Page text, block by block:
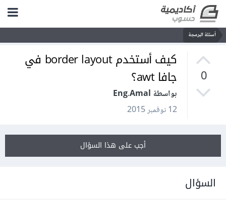
أسئلة البرمجة
0
كيف أستخدم border layout في
جافا awt؟
بواسطة Eng.Amal
12 نوفمبر 2015
أجب على هذا السؤال
السؤال